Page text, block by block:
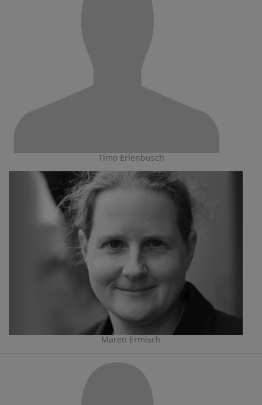
Timo Erlenbusch
Maren Ermisch